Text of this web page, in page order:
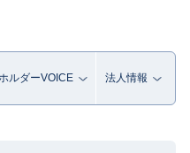
ルダーVOICE 法人情報